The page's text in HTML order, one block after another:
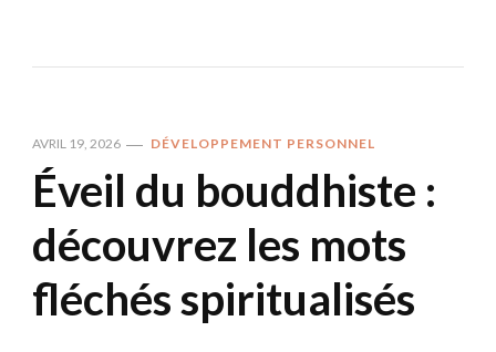
AVRIL 19, 2026 DÉVELOPPEMENT PERSONNEL
Éveil du bouddhiste :
découvrez les mots
fléchés spiritualisés